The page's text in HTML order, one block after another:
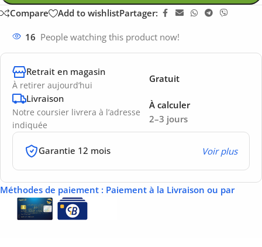
Compare Add to wishlistPartager:
16 People watching this product now!
Retrait en magasin
À retirer aujourd’hui
Gratuit
Livraison
Notre coursier livrera à l’adresse
indiquée
2–3 jours
À calculer
Garantie 12 mois Voir plus
Méthodes de paiement : Paiement à la Livraison ou par